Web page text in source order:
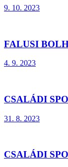
9. 10. 2023
FALUSI
4. 9. 2023
CSALÁDI
31. 8. 2023
CSALÁDI